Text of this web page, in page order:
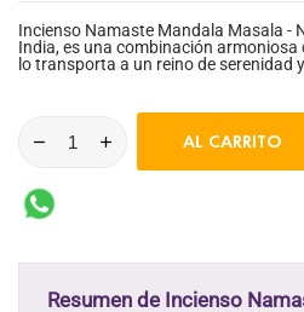
Incienso Namaste Mandala Masala -
India, es una combinación
lo transporta a un reino de serenidad
AL CARRITO
Resumen de Incienso